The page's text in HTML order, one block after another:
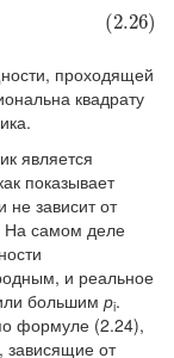
(2.26)
проходящей
квадрату
является
показывает
не зависит от
На самом деле
и реальное
большим рi.
формуле (2.24),
, зависящие от